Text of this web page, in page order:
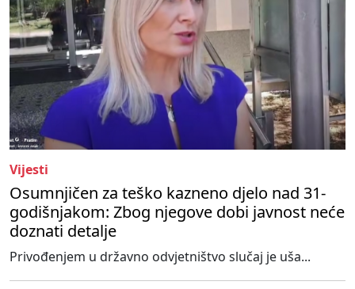
Vijesti
Osumnjičen za teško kazneno djelo nad 31-
godišnjakom: Zbog njegove dobi javnost neće
doznati detalje
Privođenjem u državno odvjetništvo slučaj je uša...